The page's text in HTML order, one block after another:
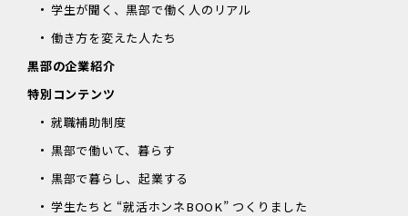
学生が聞く、黒部で働く人のリアル
働き方を変えた人たち
黒部の企業紹介
特別コンテンツ
就職補助制度
黒部で働いて、暮らす
黒部で暮らし、起業する
学生たちと “就活ホンネBOOK” つくりました